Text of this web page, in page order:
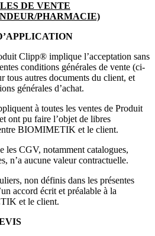
DE VENTE
PHARMACIE)
Clipp® implique l’acceptation sans
conditions générales de vente (ci-
tous autres documents du client, et
générales d’achat.
à toutes les ventes de Produit
pu faire l’objet de libres
BIOMIMETIK et le client.
les CGV, notamment catalogues,
n’a aucune valeur contractuelle.
non définis dans les présentes
accord écrit et préalable à la
et le client.